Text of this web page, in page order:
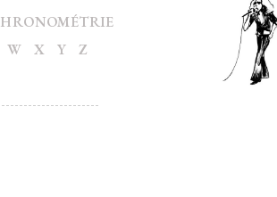
HRONOMÉTRIE
W X Y Z